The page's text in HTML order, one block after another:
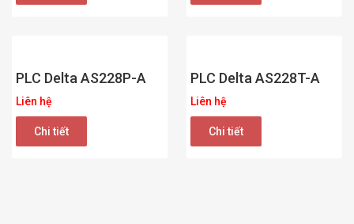
PLC Delta AS228P-A
Liên hệ
Chi tiết
PLC Delta AS228T-A
Liên hệ
Chi tiết